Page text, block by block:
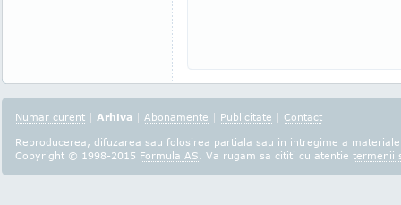
Numar curent | Arhiva | Abonamente | Publicitate | Contact
Reproducerea, difuzarea sau folosirea partiala sau in intregime a
Copyright © 1998-2015 Formula AS. Va rugam sa cititi cu atentie termenii